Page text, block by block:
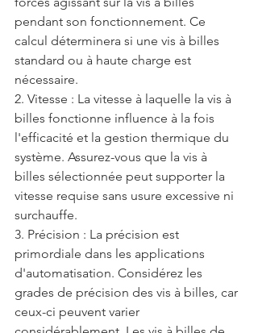
pendant son fonctionnement. Ce
calcul déterminera si une vis à billes
standard ou à haute charge est
nécessaire.
2. Vitesse : La vitesse à laquelle la vis à
billes fonctionne influence à la fois
l'efficacité et la gestion thermique du
système. Assurez-vous que la vis à
billes sélectionnée peut supporter la
vitesse requise sans usure excessive ni
surchauffe.
3. Précision : La précision est
primordiale dans les applications
d'automatisation. Considérez les
grades de précision des vis à billes, car
ceux-ci peuvent varier